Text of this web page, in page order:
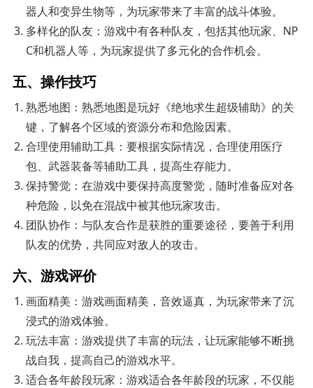
器人和变异生物等，为玩家带来了丰富的战斗体验。
多样化的队友：游戏中有各种队友，包括其他玩家、NP
C和机器人等，为玩家提供了多元化的合作机会。
五、操作技巧
熟悉地图：熟悉地图是玩好《绝地求生超级辅助》的关
键，了解各个区域的资源分布和危险因素。
合理使用辅助工具：要根据实际情况，合理使用医疗
包、武器装备等辅助工具，提高生存能力。
保持警觉：在游戏中要保持高度警觉，随时准备应对各
种危险，以免在混战中被其他玩家攻击。
团队协作：与队友合作是获胜的重要途径，要善于利用
队友的优势，共同应对敌人的攻击。
六、游戏评价
画面精美：游戏画面精美，音效逼真，为玩家带来了沉
浸式的游戏体验。
玩法丰富：游戏提供了丰富的玩法，让玩家能够不断挑
战自我，提高自己的游戏水平。
适合各年龄段玩家：游戏适合各年龄段的玩家，不仅能